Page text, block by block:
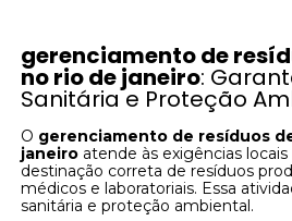
gerenciamento de
no rio de janeiro:
Sanitária e Proteção
O gerenciamento de resíduos
janeiro atende às exigências
destinação correta de resíduos
médicos e laboratoriais. Essa
sanitária e proteção ambiental.